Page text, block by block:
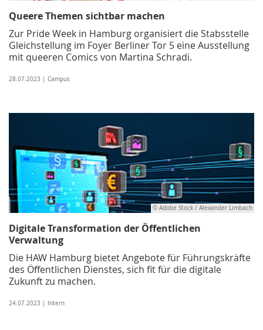
Queere Themen sichtbar machen
Zur Pride Week in Hamburg organisiert die Stabsstelle
Gleichstellung im Foyer Berliner Tor 5 eine Ausstellung
mit queeren Comics von Martina Schradi.
28.07.2023 | Campus
© Adobe Stock / Alexander Limbach
Digitale Transformation der Öffentlichen
Verwaltung
Die HAW Hamburg bietet Angebote für Führungskräfte
des Öffentlichen Dienstes, sich fit für die digitale
Zukunft zu machen.
24.07.2023 | Intern